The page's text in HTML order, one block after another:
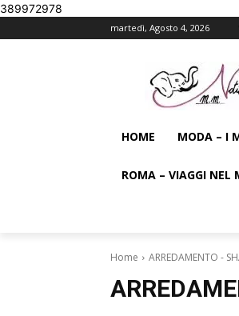
389972978
martedì, Agosto 4, 2026
HOME MODA – I
ROMA – VIAGGI NEL
Home ARREDAMENTO -